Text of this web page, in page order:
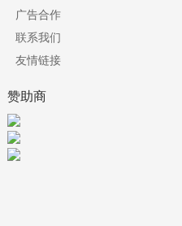
广告合作
联系我们
友情链接
赞助商